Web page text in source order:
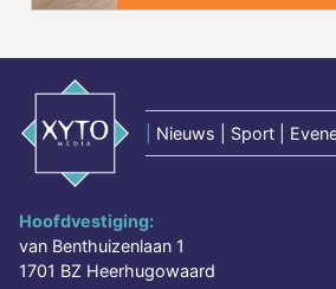
Nieuws | Sport |
Hoofdvestiging:
van Benthuizenlaan 1
1701 BZ Heerhugowaard